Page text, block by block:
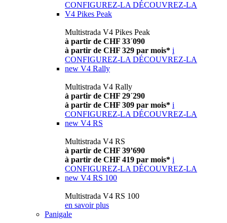
CONFIGUREZ-LA DÉCOUVREZ-LA
V4 Pikes Peak
Multistrada V4 Pikes Peak
à partir de CHF 33´090
à partir de CHF 329 par mois* i
CONFIGUREZ-LA DÉCOUVREZ-LA
new V4 Rally
Multistrada V4 Rally
à partir de CHF 29´290
à partir de CHF 309 par mois* i
CONFIGUREZ-LA DÉCOUVREZ-LA
new V4 RS
Multistrada V4 RS
à partir de CHF 39’690
à partir de CHF 419 par mois* i
CONFIGUREZ-LA DÉCOUVREZ-LA
new V4 RS 100
Multistrada V4 RS 100
en savoir plus
Panigale